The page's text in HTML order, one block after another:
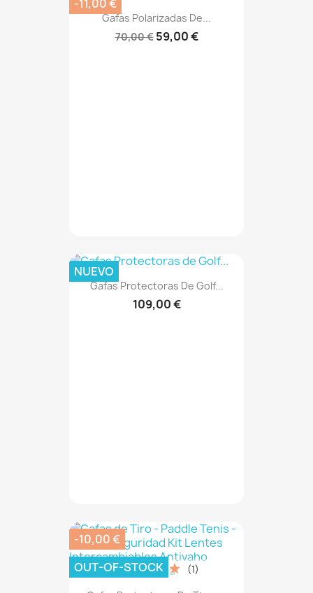
Gafas Polarizadas De...
70,00 € 59,00 €
-11,00 €
Gafas Protectoras De Golf...
109,00 €
NUEVO
(1)
-10,00 €
OUT-OF-STOCK